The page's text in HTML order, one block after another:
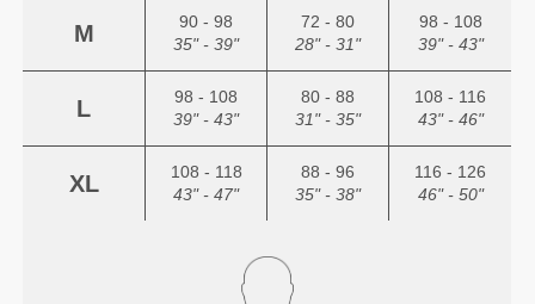
M
90 - 98
35" - 39"
72 - 80
28" - 31"
98 - 108
39" - 43"
L
98 - 108
39" - 43"
80 - 88
31" - 35"
108 - 116
43" - 46"
XL
108 - 118
43" - 47"
88 - 96
35" - 38"
116 - 126
46" - 50"